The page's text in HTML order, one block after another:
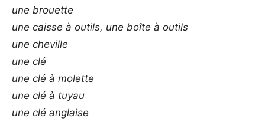
une brouette
une caisse à outils, une boîte à outils
une cheville
une clé
une clé à molette
une clé à tuyau
une clé anglaise